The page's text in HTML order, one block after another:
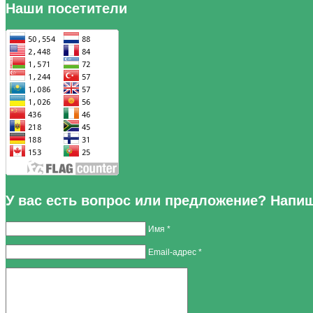
Наши посетители
У вас есть вопрос или предложение?
Имя *
Email-адрес *